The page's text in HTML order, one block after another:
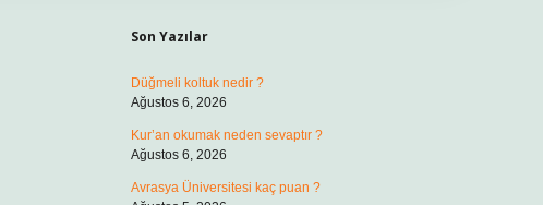
Son Yazılar
Düğmeli koltuk nedir ?
Ağustos 6, 2026
Kur’an okumak neden sevaptır ?
Ağustos 6, 2026
Avrasya Üniversitesi kaç puan ?